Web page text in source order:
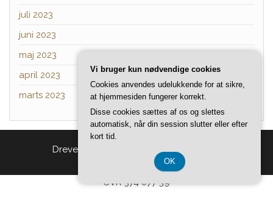
juli 2023
juni 2023
maj 2023
april 2023
marts 2023
Drevet af Tema:Head Blog
CVR 374 077 39
Vi bruger kun nødvendige cookies
Cookies anvendes udelukkende for at sikre,
at hjemmesiden fungerer korrekt.
Disse cookies sættes af os og slettes
automatisk, når din session slutter eller efter
kort tid.
OK